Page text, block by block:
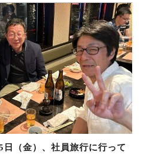
（金）、社員旅行に行って